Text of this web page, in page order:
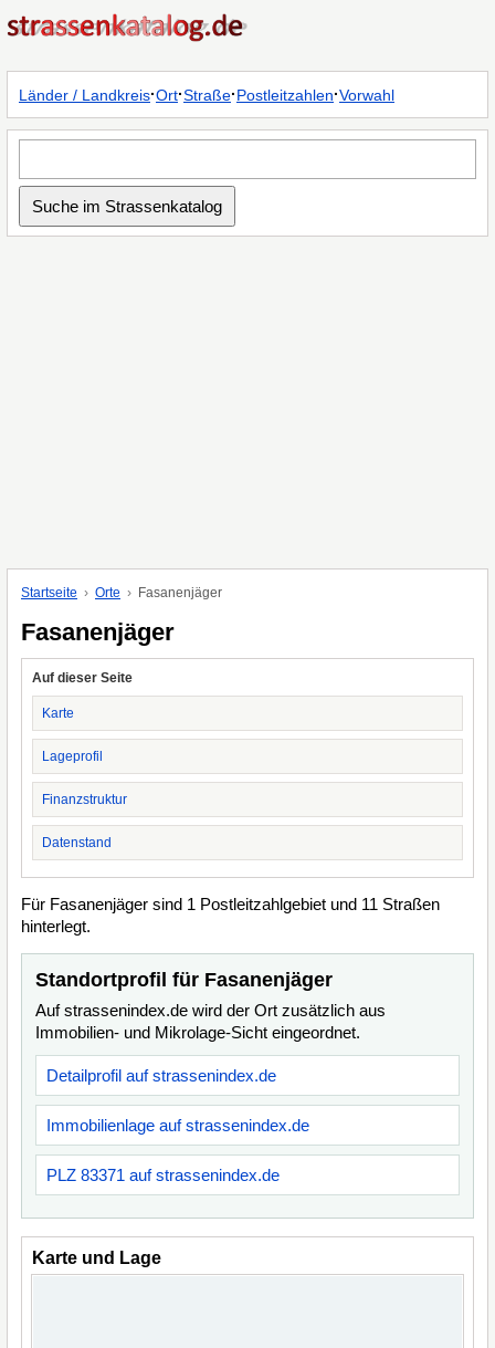
Länder / Landkreis·Ort·Straße·Postleitzahlen·Vorwahl
Startseite Orte Fasanenjäger
Fasanenjäger
Auf dieser Seite
Karte
Lageprofil
Finanzstruktur
Datenstand
Für Fasanenjäger sind 1 Postleitzahlgebiet und 11 Straßen
hinterlegt.
Standortprofil für Fasanenjäger
Auf strassenindex.de wird der Ort zusätzlich aus
Immobilien- und Mikrolage-Sicht eingeordnet.
Detailprofil auf strassenindex.de
Immobilienlage auf strassenindex.de
PLZ 83371 auf strassenindex.de
Karte und Lage